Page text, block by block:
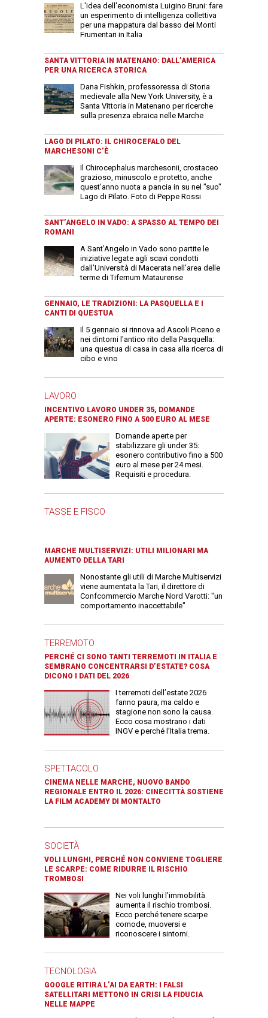
L'idea dell'economista Luigino Bruni: fare
un esperimento di intelligenza collettiva
per una mappatura dal basso dei Monti
Frumentari in Italia
SANTA VITTORIA IN MATENANO: DALL’AMERICA
PER UNA RICERCA STORICA
Dana Fishkin, professoressa di Storia
medievale alla New York University, è a
Santa Vittoria in Matenano per ricerche
sulla presenza ebraica nelle Marche
LAGO DI PILATO: IL CHIROCEFALO DEL
MARCHESONI C’È
Il Chirocephalus marchesonii, crostaceo
grazioso, minuscolo e protetto, anche
quest'anno nuota a pancia in su nel "suo"
Lago di Pilato. Foto di Peppe Rossi
SANT’ANGELO IN VADO: A SPASSO AL TEMPO DEI
ROMANI
A Sant’Angelo in Vado sono partite le
iniziative legate agli scavi condotti
dall’Università di Macerata nell’area delle
terme di Tifernum Mataurense
GENNAIO, LE TRADIZIONI: LA PASQUELLA E I
CANTI DI QUESTUA
Il 5 gennaio si rinnova ad Ascoli Piceno e
nei dintorni l'antico rito della Pasquella:
una questua di casa in casa alla ricerca di
cibo e vino
LAVORO
INCENTIVO LAVORO UNDER 35, DOMANDE
APERTE: ESONERO FINO A 500 EURO AL MESE
Domande aperte per
stabilizzare gli under 35:
esonero contributivo fino a 500
euro al mese per 24 mesi.
Requisiti e procedura.
TASSE E FISCO
MARCHE MULTISERVIZI: UTILI MILIONARI MA
AUMENTO DELLA TARI
Nonostante gli utili di Marche Multiservizi
viene aumentata la Tari, il direttore di
Confcommercio Marche Nord Varotti: "un
comportamento inaccettabile"
TERREMOTO
PERCHÉ CI SONO TANTI TERREMOTI IN ITALIA E
SEMBRANO CONCENTRARSI D’ESTATE? COSA
DICONO I DATI DEL 2026
I terremoti dell’estate 2026
fanno paura, ma caldo e
stagione non sono la causa.
Ecco cosa mostrano i dati
INGV e perché l’Italia trema.
SPETTACOLO
CINEMA NELLE MARCHE, NUOVO BANDO
REGIONALE ENTRO IL 2026: CINECITTÀ SOSTIENE
LA FILM ACADEMY DI MONTALTO
SOCIETÀ
VOLI LUNGHI, PERCHÉ NON CONVIENE TOGLIERE
LE SCARPE: COME RIDURRE IL RISCHIO
TROMBOSI
Nei voli lunghi l’immobilità
aumenta il rischio trombosi.
Ecco perché tenere scarpe
comode, muoversi e
riconoscere i sintomi.
TECNOLOGIA
GOOGLE RITIRA L’AI DA EARTH: I FALSI
SATELLITARI METTONO IN CRISI LA FIDUCIA
NELLE MAPPE